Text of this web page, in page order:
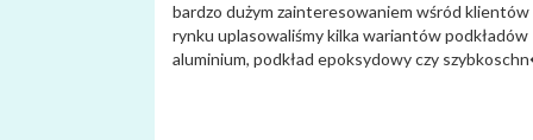
bardzo dużym zainteresowaniem wśród
rynku uplasowaliśmy kilka wariantów
aluminium, podkład epoksydowy czy